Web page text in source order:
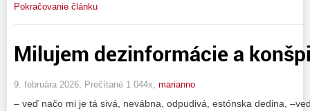
Pokračovanie článku
Milujem dezinformácie a
9. februára 2026, Prečítané 1 044x, marianno
– veď načo mi je tá sivá, nevábna, odpudivá, estónska dedina,